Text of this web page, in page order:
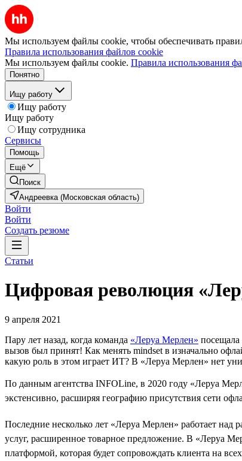
Мы используем файлы cookie, чтобы обеспечивать
Правила использования файлов cookie
Мы используем файлы cookie. Правила использования
Понятно
Ищу работу
Ищу работу
Ищу работу
Ищу сотрудника
Сервисы
Помощь
Ещё
Поиск
Андреевка (Московская область)
Войти
Войти
Создать резюме
Статьи
Цифровая революция
9 апреля 2021
Пару лет назад, когда команда «Леруа Мерлен»
вызов был принят! Как менять mindset в изначально
какую роль в этом играет ИТ? В «Леруа Мерлен» нет
По данным агентства INFOLine, в 2020 году «Леруа
экстенсивно, расширяя географию присутствия сети
Последние несколько лет «Леруа Мерлен» работает
услуг, расширенное товарное предложение. В «Леруа
платформой, которая будет сопровождать клиента на